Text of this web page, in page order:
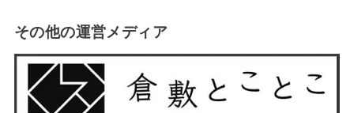
その他の運営メディア